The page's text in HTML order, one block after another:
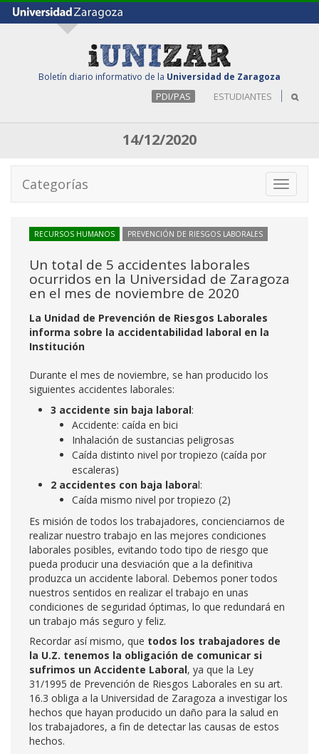
Boletín diario informativo de la Universidad de Zaragoza
PDI/PAS ESTUDIANTES
14/12/2020
Toggle
Categorías
RECURSOS HUMANOS PREVENCIÓN DE RIESGOS LABORALES
Un total de 5 accidentes laborales
ocurridos en la Universidad de Zaragoza
en el mes de noviembre de 2020
La Unidad de Prevención de Riesgos Laborales
informa sobre la accidentabilidad laboral en la
Institución
Durante el mes de noviembre, se han producido los
siguientes accidentes laborales:
3 accidente sin baja laboral:
Accidente: caída en bici
Inhalación de sustancias peligrosas
Caída distinto nivel por tropiezo (caída por
escaleras)
2 accidentes con baja laboral:
Caída mismo nivel por tropiezo (2)
Es misión de todos los trabajadores, concienciarnos de
realizar nuestro trabajo en las mejores condiciones
laborales posibles, evitando todo tipo de riesgo que
pueda producir una desviación que a la definitiva
produzca un accidente laboral. Debemos poner todos
nuestros sentidos en realizar el trabajo en unas
condiciones de seguridad óptimas, lo que redundará en
un trabajo más seguro y feliz.
Recordar así mismo, que todos los trabajadores de
la U.Z. tenemos la obligación de comunicar si
sufrimos un Accidente Laboral, ya que la Ley
31/1995 de Prevención de Riesgos Laborales en su art.
16.3 obliga a la Universidad de Zaragoza a investigar los
hechos que hayan producido un daño para la salud en
los trabajadores, a fin de detectar las causas de estos
hechos.